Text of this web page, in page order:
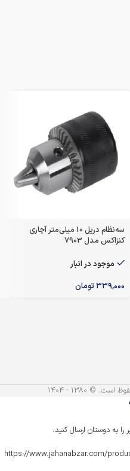
سه‌نظام دریل 10 میلی‌متر آچاری
کنزاکس مدل 7903
موجود در انبار
۳۳۹,۰۰۰تومان
است. © 1380 - 1404
به دوستان ارسال کنید.
https://www.jahanabzar.com/